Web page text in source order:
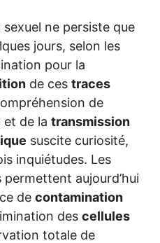
sexuel ne persiste que
jours, selon les
pour la
de ces traces
de
et de la transmission
suscite curiosité,
inquiétudes. Les
aujourd’hui
de contamination
des cellules
totale de